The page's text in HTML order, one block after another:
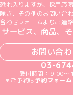
恐れ入りますが、採用応
除き、その他のお問い合
合わせフォームよりご連
サービス、商品、
お問い合
03-
受付時間：9:00～
＊ご予約は予約フォーム